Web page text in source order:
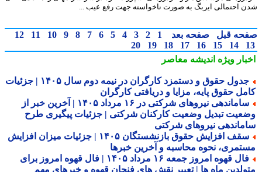
احتمالی ایربگ به صورت ناخواسته جهت رفع عیب ...
قبل صفحه بعد 1
2
3
4
5
6
7
8
9
10
11
12
14
15
16
17
18
19
20
ویژهاندیشه معاصر
جدول حقوق و دستمزد کارگران در نیمه دوم سال ۱۴۰۵ | جزئیات
حقوق پایه، مزایا و دریافتی کارگران
ساماندهی نیروهای شرکتی در ۱۶ مرداد ۱۴۰۵ | آخرین خبر از
تبدیل وضعیت کارکنان شرکتی | جزئیات پیگیری طرح
نیروهای شرکتی
سقف افزایش حقوق بازنشستگان ۱۴۰۵ | جزئیات میزان افزایش
نحوه محاسبه و آخرین خبرها
فال قهوه امروز جمعه ۱۶ مرداد ۱۴۰۵ | فال قهوه امروز برای
ماه ها | تعبیر نقش های فنجان قهوه و خبرهای مهم